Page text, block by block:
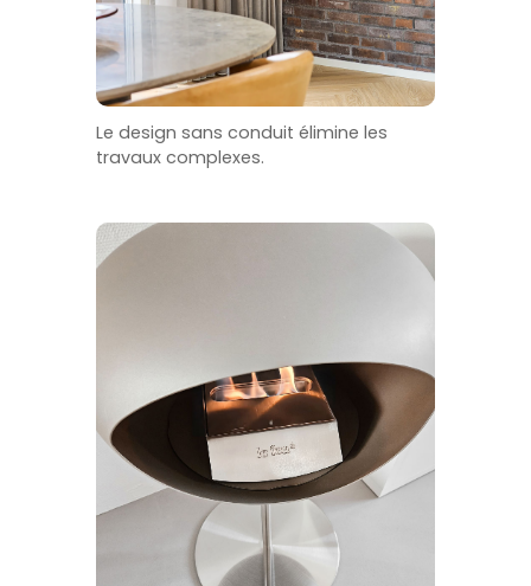
Le design sans conduit élimine les
travaux complexes.